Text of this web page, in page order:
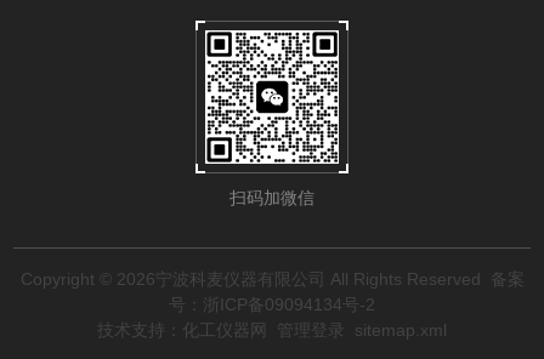
扫码加微信
Copyright © 2026宁波科麦仪器有限公司 All Rights Reserved
备案
号：浙ICP备09094134号-2
技术支持： 化工仪器网 管理登录 sitemap.xml